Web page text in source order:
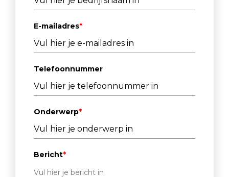
E-mailadres*
Telefoonnummer
Onderwerp*
Bericht*